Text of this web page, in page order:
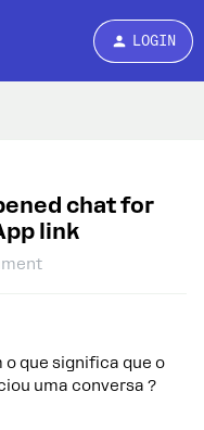
LOGIN
chat for
link
o que significa que o
uma conversa ?